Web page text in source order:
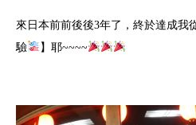
來日本前前後後3年了，終於達成我
驗
】耶~~~~